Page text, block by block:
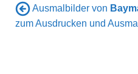
Ausmalbilder von
zum Ausdrucken und